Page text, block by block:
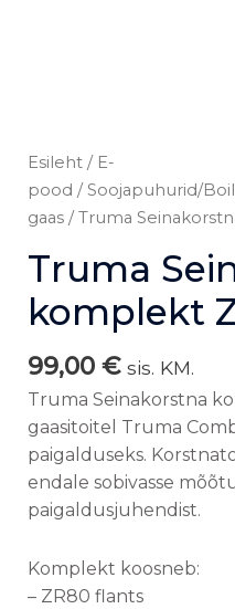
Esileht/ E-
pood /Soojapuhurid/
gaas/ Truma
Truma
komplekt
99,00 € sis. KM.
Truma Seinakorstna
gaasitoitel Truma
paigalduseks.
endale sobivasse
paigaldusjuhendist.
Komplekt koosneb:
– ZR80 flants